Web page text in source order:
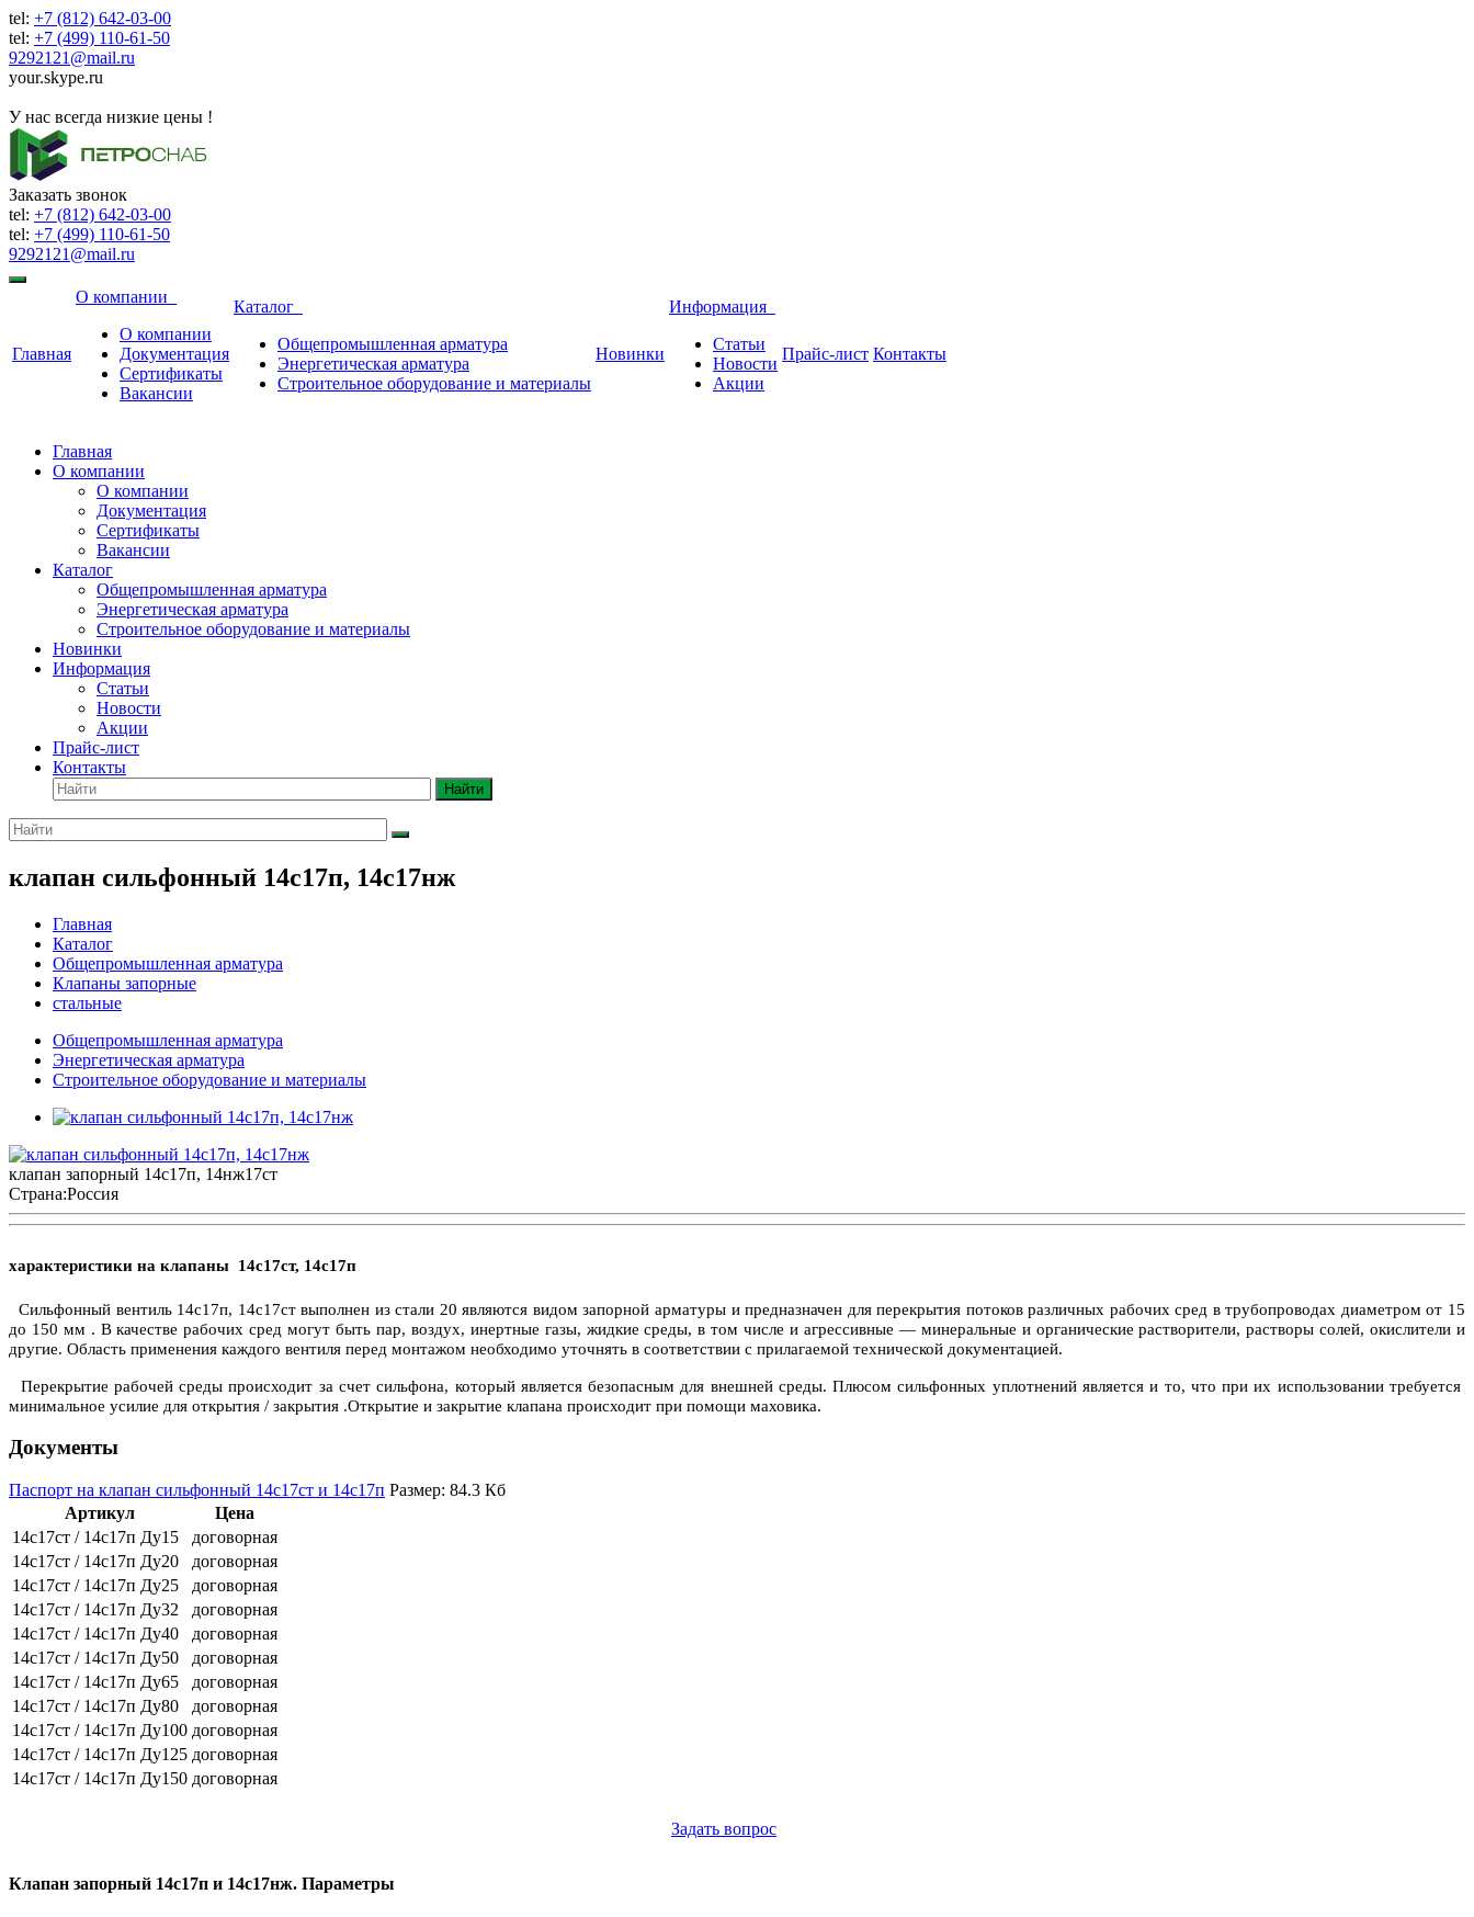
tel: +7 (812) 642-03-00
tel: +7 (499) 110-61-50
9292121@mail.ru
your.skype.ru
У нас всегда низкие цены !
Заказать звонок
tel: +7 (812) 642-03-00
tel: +7 (499) 110-61-50
9292121@mail.ru
Главная
О компании
О компании
Документация
Сертификаты
Вакансии
Каталог
Общепромышленная арматура
Энергетическая арматура
Строительное оборудование и материалы
Новинки
Информация
Статьи
Новости
Акции
Прайс-лист Контакты
Главная
О компании
О компании
Документация
Сертификаты
Вакансии
Каталог
Общепромышленная арматура
Энергетическая арматура
Строительное оборудование и материалы
Новинки
Информация
Статьи
Новости
Акции
Прайс-лист
Контакты
Найти
клапан сильфонный 14с17п, 14с17нж
Главная
Каталог
Общепромышленная арматура
Клапаны запорные
стальные
Общепромышленная арматура
Энергетическая арматура
Строительное оборудование и материалы
клапан запорный 14с17п, 14нж17ст
Страна:Россия
характеристики на клапаны 14с17ст, 14с17п
Сильфонный вентиль 14с17п, 14с17ст выполнен из стали 20 являются видом запорной арматуры и предназначен для перекрытия потоков различных рабочих сред в трубопроводах диаметром от 15
до 150 мм . В качестве рабочих сред могут быть пар, воздух, инертные газы, жидкие среды, в том числе и агрессивные — минеральные и органические растворители, растворы солей, окислители и
другие. Область применения каждого вентиля перед монтажом необходимо уточнять в соответствии с прилагаемой технической документацией.
Перекрытие рабочей среды происходит за счет сильфона, который является безопасным для внешней среды. Плюсом сильфонных уплотнений является и то, что при их использовании требуется
минимальное усилие для открытия / закрытия .Открытие и закрытие клапана происходит при помощи маховика.
Документы
Паспорт на клапан сильфонный 14с17ст и 14с17п Размер: 84.3 Кб
Артикул
Цена
14с17ст / 14с17п Ду15
договорная
14с17ст / 14с17п Ду20
договорная
14с17ст / 14с17п Ду25
договорная
14с17ст / 14с17п Ду32
договорная
14с17ст / 14с17п Ду40
договорная
14с17ст / 14с17п Ду50
договорная
14с17ст / 14с17п Ду65
договорная
14с17ст / 14с17п Ду80
договорная
14с17ст / 14с17п Ду100 договорная
14с17ст / 14с17п Ду125 договорная
14с17ст / 14с17п Ду150 договорная
Задать вопрос
Клапан запорный 14с17п и 14с17нж. Параметры